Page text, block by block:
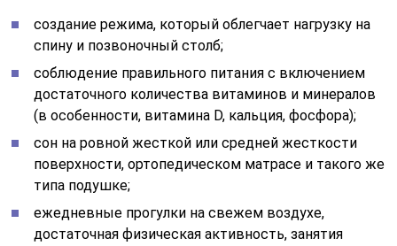
создание режима, который облегчает нагрузку на
спину и позвоночный столб;
соблюдение правильного питания с включением
достаточного количества витаминов и минералов
(в особенности, витамина D, кальция, фосфора);
сон на ровной жесткой или средней жесткости
поверхности, ортопедическом матрасе и такого же
типа подушке;
ежедневные прогулки на свежем воздухе,
достаточная физическая активность, занятия